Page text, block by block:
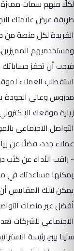
لكلًا منهم سمات
طريقة عرض علامتك
الفريدة لكل منصة من
ومستخدميهم
فيجب أن تحفز
استقطاب العملاء
مدروس وعالي الجودة
زيارة موقعك
التواصل الاجتماعي
عملاء جدد، فضلًا عن
- راقب الأداء عن كثب
يمكنها مساعدتك في
يمكن لتلك المقاييس
أفضل عبر منصات
الاجتماعي للشركات
سلينا بيبر، رئيسة